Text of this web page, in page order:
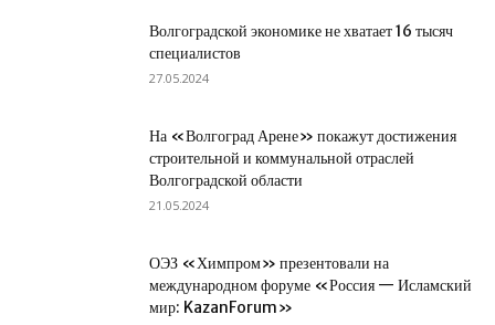
Волгоградской экономике не хватает 16 тысяч
специалистов
27.05.2024
На «Волгоград Арене» покажут достижения
строительной и коммунальной отраслей
Волгоградской области
21.05.2024
ОЭЗ «Химпром» презентовали на
международном форуме «Россия — Исламский
мир: KazanForum»